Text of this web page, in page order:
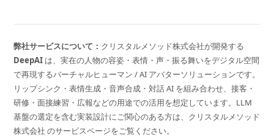
弊社サービスについて： クリスタルメソッド株式会社が開発する
DeepAI は、実在の人物の容姿・表情・声・振る舞いをデジタル空間
で再現するバーチャルヒューマン / AI アバターソリューションです。
リップシンク・表情生成・音声合成・対話 AI を組み合わせ、接客・
研修・面接練習・広報などの用途での活用を想定しています。LLM
基盤の選定を含む実装設計にご関心のある方は、 クリスタルメソッド
株式会社 のサービスページをご覧ください。